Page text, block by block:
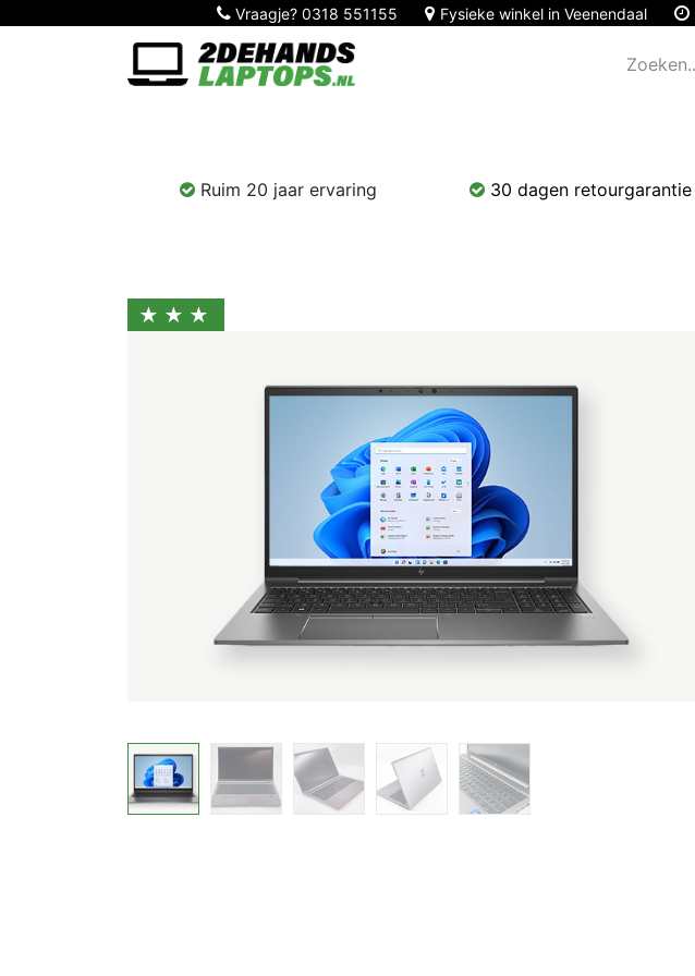
Vraagje? 0318 551155 Fysieke winkel in Veenendaal
Ruim 20 jaar ervaring 30 dagen retourgarantie
★★★